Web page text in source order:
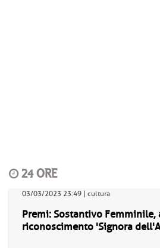
24 ORE
03/03/2023 23:49 | cultura
Premi: Sostantivo Femminile,
riconoscimento 'Signora